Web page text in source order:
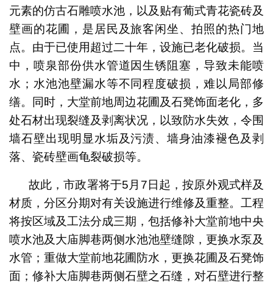
元素的仿古石雕喷水池，以及贴有葡式青花瓷砖及
壁画的花圃，是居民及旅客闲坐、拍照的热门地
点。由于已使用超过二十年，设施已老化破损。当
中，喷泉部份供水管道因生锈阻塞，导致未能喷
水；水池池壁漏水等不同程度破损，难以局部修
缮。同时，大堂前地周边花圃及石凳饰面老化，多
处石材出现裂缝及剥离状况，以致防水失效，令围
墙石壁出现明显水垢及污渍、墙身油漆褪色及剥
落、瓷砖壁画龟裂破损等。
故此，市政署将于5月7日起，按原外观式样及
材质，分区分期对有关设施进行维修及重整。工程
将按区域及工法分成三期，包括修补大堂前地中央
喷水池及大庙脚巷两侧水池池壁缝隙，更换水泵及
水管；重做大堂前地花圃防水，更换花圃及石凳饰
面；修补大庙脚巷两侧石壁之石缝，对石壁进行整